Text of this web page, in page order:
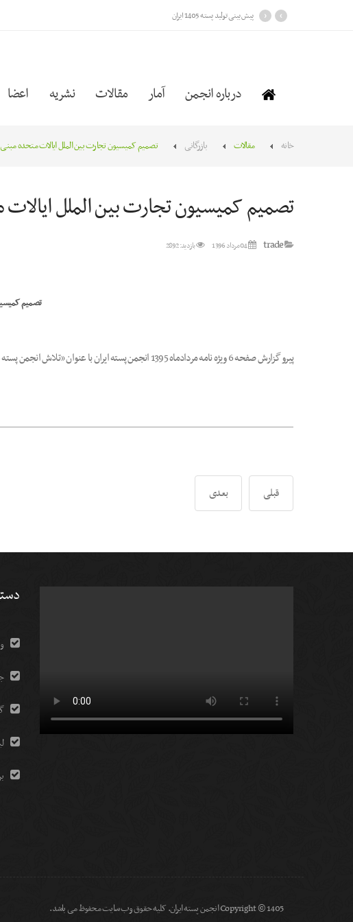
پیش بینی تولید پسته 1405 ایران ›
‹
درباره انجمن آمار مقالات نشریه اعضا
خانه مقالات بازرگانی تصمیم کمیسیون تجارت بین الملل ایالات متحده مبنی
تصمیم کمیسیون تجارت بین الملل
trade 04 مرداد 1396 بازدید: 2892
تصمیم
پیرو گزارش صفحه 6 ویژه نامه مردادماه 1395 انجمن پسته ایران با عنوان «تلاش انجمن پسته در بازنگری تعرفه واردات پسته ایران به آمریکا » شرح مبسوط آنچه در این خصوص از طرف انجمن صورت گرفته
قبلی بعدی
Copyright © 1405 انجمن پسته ایران. کلیه حقوق وب سایت محفوظ می باشد.